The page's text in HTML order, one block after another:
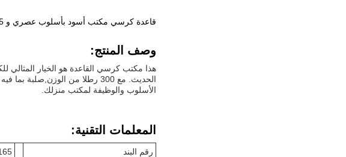
قاعدة كرسي مكتب أسود بأسلوب عصري و 5 أقدام خشبية مع إطار حديدي
وصف المنتج:
هذا مكتب كرسي القاعدة هو الخيار المثالي
الحديث. مع 300 رطلا من
الأسلوب والوظيفة لمكتب منزلك.
المعلمات التقنية:
رقم البند